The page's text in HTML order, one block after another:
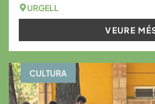
URGELL
VEURE
CULTURA